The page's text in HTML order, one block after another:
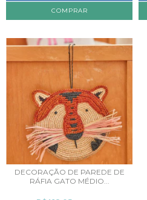
DECORAÇÃO DE PAREDE DE
RÁFIA GATO MÉDIO...